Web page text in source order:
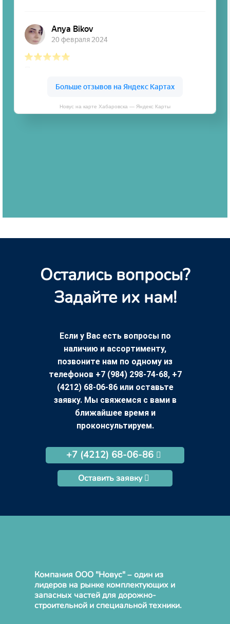
Новус на карте Хабаровска — Яндекс Карты
Остались вопросы?
Задайте их нам!
Если у Вас есть вопросы по
наличию и ассортименту,
позвоните нам по одному из
телефонов +7 (984) 298-74-68, +7
(4212) 68-06-86 или оставьте
заявку. Мы свяжемся с вами в
ближайшее время и
проконсультируем.
+7 (4212) 68-06-86
Оставить заявку
Компания ООО "Новус" – один из
лидеров на рынке комплектующих и
запасных частей для дорожно-
строительной и специальной техники.